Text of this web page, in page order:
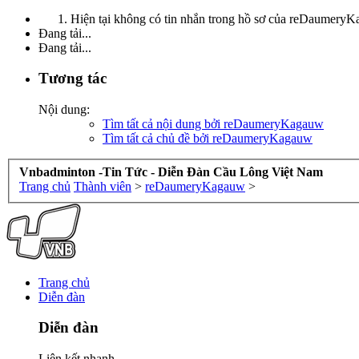
Hiện tại không có tin nhắn trong hồ sơ của
Đang tải...
Đang tải...
Tương tác
Nội dung:
Tìm tất cả nội dung bởi reDaumeryKagauw
Tìm tất cả chủ đề bởi reDaumeryKagauw
Vnbadminton -Tin Tức - Diễn Đàn Cầu Lông Việt Nam
Trang chủ Thành viên > reDaumeryKagauw >
Trang chủ
Diễn đàn
Diễn đàn